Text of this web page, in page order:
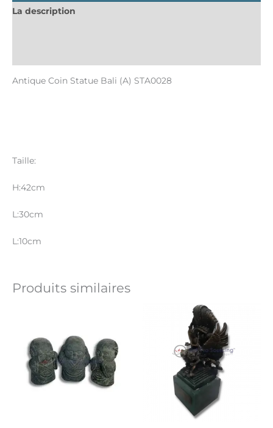
La description
Antique Coin Statue Bali (A) STA0028
Taille:
H:42cm
L:30cm
L:10cm
Produits similaires